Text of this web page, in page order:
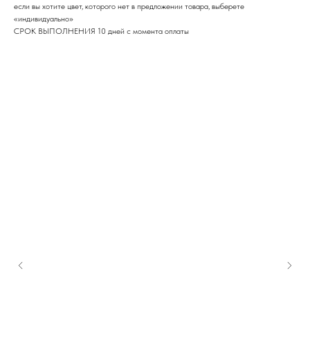
если вы хотите цвет, которого нет в предложении товара, выберете
«индивидуально»
СРОК ВЫПОЛНЕНИЯ 10 дней с момента оплаты